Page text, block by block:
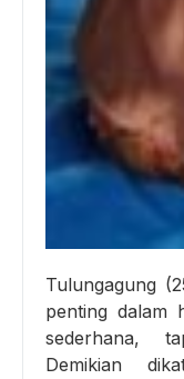
Tulungagung
penting dalam
sederhana,
Demikian